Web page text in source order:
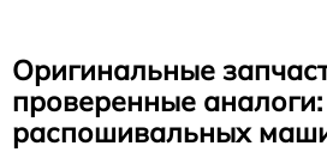
Оригинальные
проверенные
распошивальных